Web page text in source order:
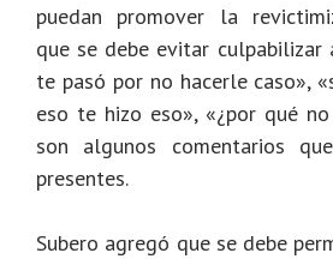
puedan promover la
que se debe evitar culpabilizar
te pasó por no hacerle caso»,
eso te hizo eso», «¿por qué
son algunos comentarios
presentes.
Subero agregó que se debe